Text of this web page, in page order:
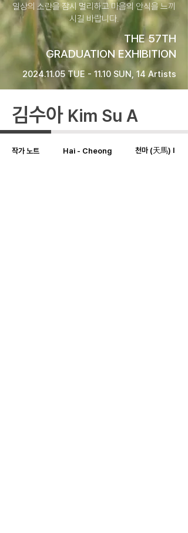
일상의 소란을 잠시 멀리하고 마음의 안식을 느끼
시길 바랍니다.
THE 57TH
GRADUATION EXHIBITION
2024.11.05TUE - 11.10 SUN, 14 Artists
김수아 Kim Su A
작가 노트 Hai - Cheong 천마 (天馬) I